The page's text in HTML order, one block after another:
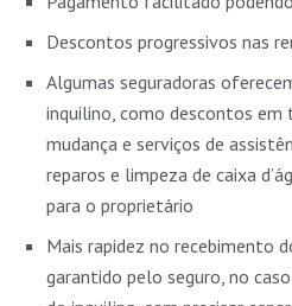
Descontos progressivos nas
Algumas seguradoras
inquilino, como descontos em
mudança e serviços de
reparos e limpeza de caixa
para o proprietário
Mais rapidez no recebimento
garantido pelo seguro, no